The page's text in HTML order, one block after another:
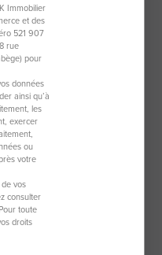
m²
29,22 m²
Immobilier
et des
521 907
rue
pour
données
ainsi qu’à
les
exercer
ou
votre
vos
consulter
toute
droits